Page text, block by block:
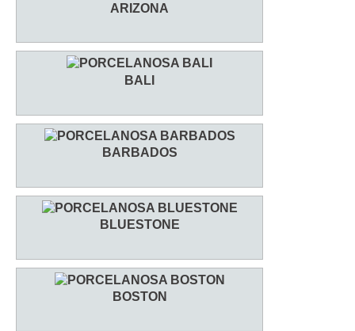
ARIZONA
BALI
BARBADOS
BLUESTONE
BOSTON